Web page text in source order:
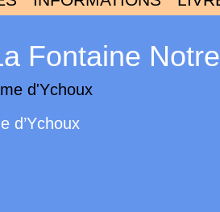
Fontaine
d’Ychoux